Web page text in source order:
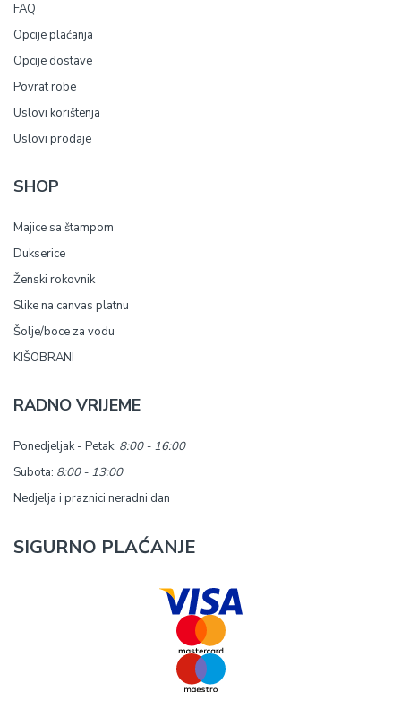
FAQ
Opcije plaćanja
Opcije dostave
Povrat robe
Uslovi korištenja
Uslovi prodaje
SHOP
Majice sa štampom
Dukserice
Ženski rokovnik
Slike na canvas platnu
Šolje/boce za vodu
KIŠOBRANI
RADNO VRIJEME
Ponedjeljak - Petak: 8:00 - 16:00
Subota: 8:00 - 13:00
Nedjelja i praznici neradni dan
SIGURNO PLAĆANJE